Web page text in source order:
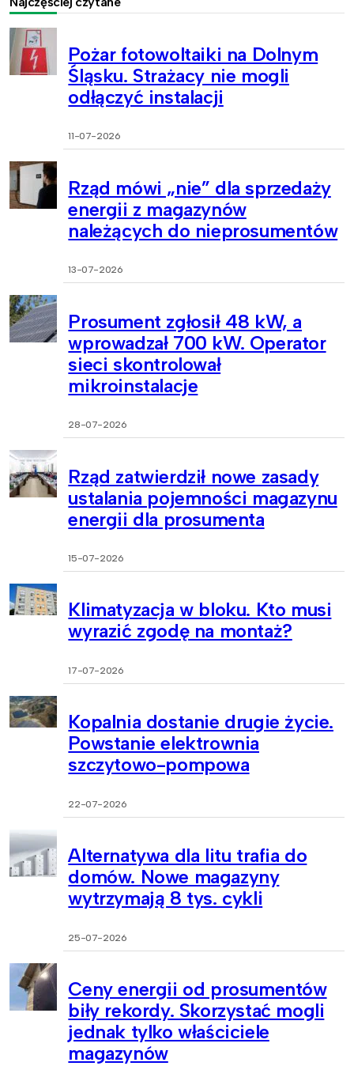
Pożar fotowoltaiki na Dolnym
Śląsku. Strażacy nie mogli
odłączyć instalacji
11-07-2026
Rząd mówi „nie” dla sprzedaży
energii z magazynów
należących do nieprosumentów
13-07-2026
Prosument zgłosił 48 kW, a
wprowadzał 700 kW. Operator
sieci skontrolował
mikroinstalacje
28-07-2026
Rząd zatwierdził nowe zasady
ustalania pojemności magazynu
energii dla prosumenta
15-07-2026
Klimatyzacja w bloku. Kto musi
wyrazić zgodę na montaż?
17-07-2026
Kopalnia dostanie drugie życie.
Powstanie elektrownia
szczytowo-pompowa
22-07-2026
Alternatywa dla litu trafia do
domów. Nowe magazyny
wytrzymają 8 tys. cykli
25-07-2026
Ceny energii od prosumentów
biły rekordy. Skorzystać mogli
jednak tylko właściciele
magazynów